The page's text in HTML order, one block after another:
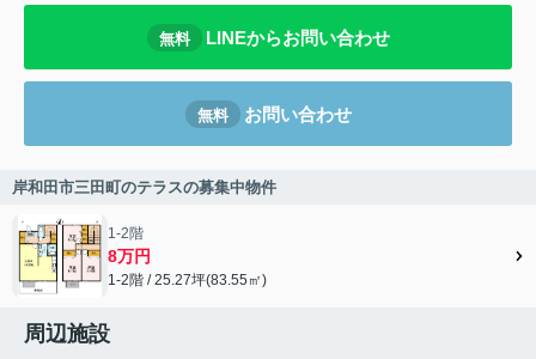
無料 LINEからお問い合わせ
無料 お問い合わせ
岸和田市三田町のテラスの募集中物件
1-2階
8万円
1-2階 / 25.27坪(83.55㎡)
周辺施設